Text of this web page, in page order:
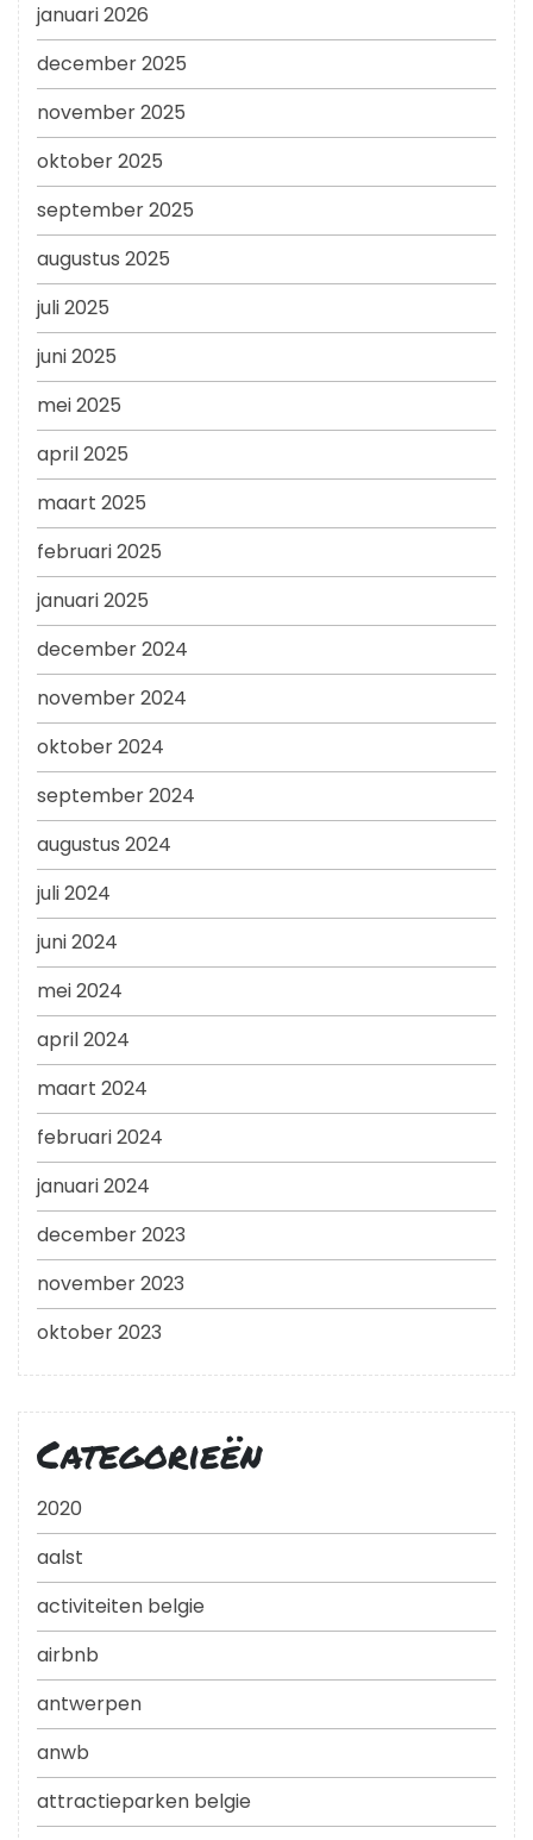
januari 2026
december 2025
november 2025
oktober 2025
september 2025
augustus 2025
juli 2025
juni 2025
mei 2025
april 2025
maart 2025
februari 2025
januari 2025
december 2024
november 2024
oktober 2024
september 2024
augustus 2024
juli 2024
juni 2024
mei 2024
april 2024
maart 2024
februari 2024
januari 2024
december 2023
november 2023
oktober 2023
Categorieën
2020
aalst
activiteiten belgie
airbnb
antwerpen
anwb
attractieparken belgie